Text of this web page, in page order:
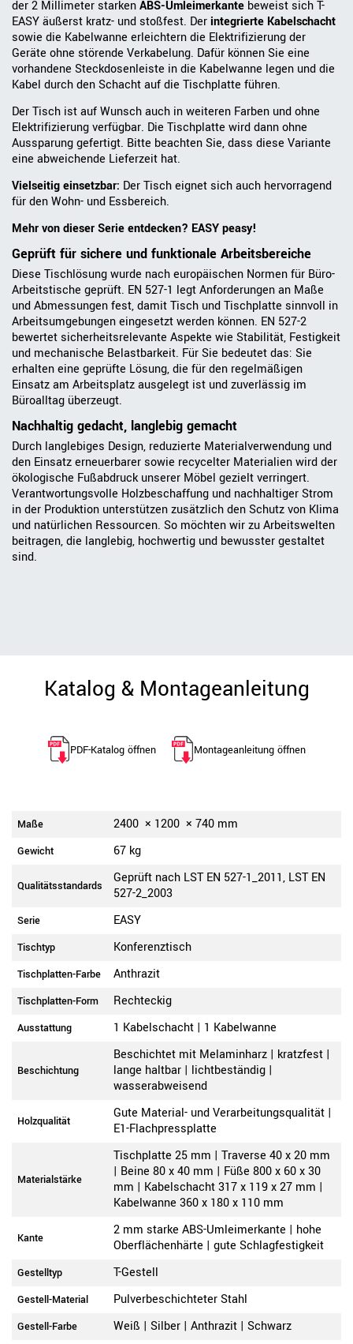
der 2 Millimeter starkenABS-Umleimerkante beweist sich T-
EASY äußerst kratz- und stoßfest. Derintegrierte Kabelschacht
sowie die Kabelwanne erleichtern die Elektrifizierung der
Geräte ohne störende Verkabelung. Dafür können Sie eine
vorhandene Steckdosenleiste in die Kabelwanne legen und die
Kabel durch den Schacht auf die Tischplatte führen.
Der Tisch ist auf Wunsch auch in weiteren Farben und ohne
Elektrifizierung verfügbar. Die Tischplatte wird dann ohne
Aussparung gefertigt. Bitte beachten Sie, dass diese Variante
eine abweichende Lieferzeit hat.
Vielseitig einsetzbar: Der Tisch eignet sich auch hervorragend
für den Wohn- und Essbereich.
Mehr von dieser Serie entdecken? EASY peasy!
Geprüft für sichere und funktionale Arbeitsbereiche
Diese Tischlösung wurde nach europäischen Normen für Büro-
Arbeitstische geprüft. EN 527-1 legt Anforderungen an Maße
und Abmessungen fest, damit Tisch und Tischplatte sinnvoll in
Arbeitsumgebungen eingesetzt werden können. EN 527-2
bewertet sicherheitsrelevante Aspekte wie Stabilität, Festigkeit
und mechanische Belastbarkeit. Für Sie bedeutet das: Sie
erhalten eine geprüfte Lösung, die für den regelmäßigen
Einsatz am Arbeitsplatz ausgelegt ist und zuverlässig im
Büroalltag überzeugt.
Nachhaltig gedacht, langlebig gemacht
Durch langlebiges Design, reduzierte Materialverwendung und
den Einsatz erneuerbarer sowie recycelter Materialien wird der
ökologische Fußabdruck unserer Möbel gezielt verringert.
Verantwortungsvolle Holzbeschaffung und nachhaltiger Strom
in der Produktion unterstützen zusätzlich den Schutz von Klima
und natürlichen Ressourcen. So möchten wir zu Arbeitswelten
beitragen, die langlebig, hochwertig und bewusster gestaltet
sind.
Katalog & Montageanleitung
PDF-Katalog öffnen Montageanleitung öffnen
Maße 2400 × 1200 × 740 mm
Gewicht 67 kg
Qualitätsstandards
Geprüft nach LST EN 527-1_2011, LST EN
527-2_2003
Serie EASY
Tischtyp Konferenztisch
Tischplatten-Farbe Anthrazit
Tischplatten-Form Rechteckig
Ausstattung 1 Kabelschacht | 1 Kabelwanne
Beschichtung
Beschichtet mit Melaminharz | kratzfest |
lange haltbar | lichtbeständig |
wasserabweisend
Holzqualität
Gute Material- und Verarbeitungsqualität |
E1-Flachpressplatte
Materialstärke
Tischplatte 25 mm | Traverse 40 x 20 mm
| Beine 80 x 40 mm | Füße 800 x 60 x 30
mm | Kabelschacht 317 x 119 x 27 mm |
Kabelwanne 360 x 180 x 110 mm
Kante
2 mm starke ABS-Umleimerkante | hohe
Oberflächenhärte | gute Schlagfestigkeit
Gestelltyp T-Gestell
Gestell-Material Pulverbeschichteter Stahl
Gestell-Farbe Weiß | Silber | Anthrazit | Schwarz